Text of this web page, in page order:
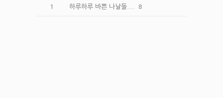
1 하루하루 바쁜 나날들.... 8